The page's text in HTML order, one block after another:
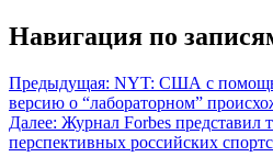
Навигация по
Предыдущая: NYT: США с
версию о “лабораторном”
Далее: Журнал Forbes представил
перспективных российских